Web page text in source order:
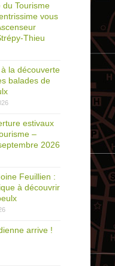
du Tourisme
vous
Thieu
la découverte
balades de
estivaux
–
2026
Feuillien :
à découvrir
arrive !